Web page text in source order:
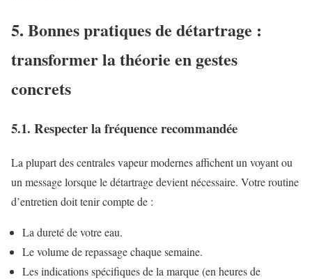
5. Bonnes pratiques de détartrage :
transformer la théorie en gestes
concrets
5.1. Respecter la fréquence recommandée
La plupart des centrales vapeur modernes affichent un voyant ou
un message lorsque le détartrage devient nécessaire. Votre routine
d’entretien doit tenir compte de :
La dureté de votre eau.
Le volume de repassage chaque semaine.
Les indications spécifiques de la marque (en heures de